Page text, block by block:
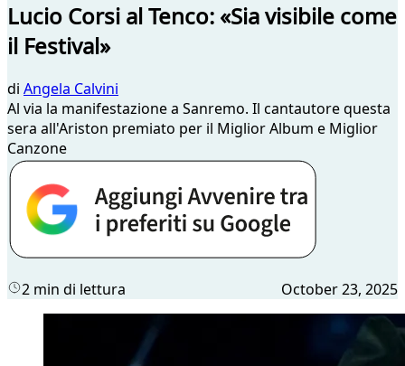
Lucio Corsi al Tenco: «Sia visibile come
il Festival»
di Angela Calvini
Al via la manifestazione a Sanremo. Il cantautore questa
sera all'Ariston premiato per il Miglior Album e Miglior
Canzone
2 min di lettura October 23, 2025